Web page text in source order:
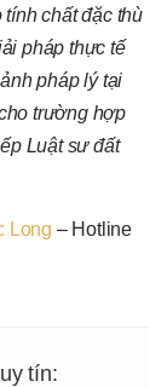
chất đặc thù
pháp thực tế
pháp lý tại
trường hợp
Luật sư đất
Long – Hotline
tín: